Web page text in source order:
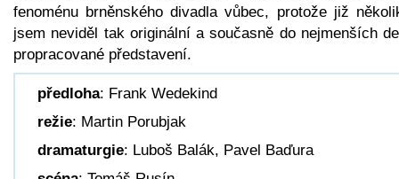
fenoménu brněnského divadla vůbec, protože již
jsem neviděl tak originální a současně do nejmenších
propracované představení.
předloha: Frank Wedekind
režie: Martin Porubjak
dramaturgie: Luboš Balák, Pavel Baďura